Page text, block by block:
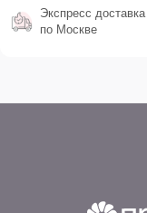
Экспресс доставка
по Москве